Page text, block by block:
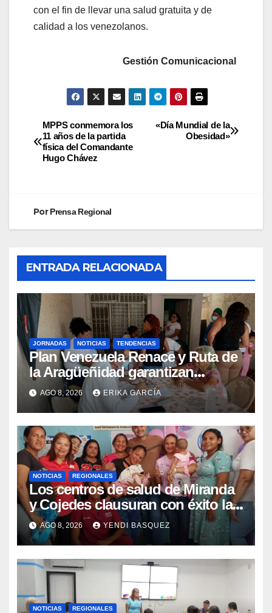
con el fin de llevar una salud gratuita y de
calidad a los venezolanos.
Gestión Comunicacional
«Día Mundial de la
Obesidad»
MPPS conmemora los
11 años de la partida
física del Comandante
Hugo Chávez
PorPrensa Regional
ENTRADA RELACIONADA
JORNADAS NOTICIAS TENDENCIAS
Plan Venezuela Renace y Ruta de
la Aragüeñidad garantizan
atención médica integral en
Aragua
AGO 8, 2026 ERIKA GARCÍA
NOTICIAS REGIONALES
Los centros de salud de Miranda
y Cojedes clausuran con éxito la
Semana Mundial de la Lactancia
Materna
AGO 8, 2026 YENDI BASQUEZ
NOTICIAS REGIONALES